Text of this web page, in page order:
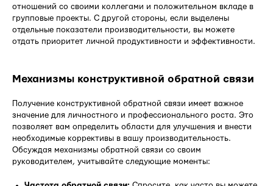
отношений со своими коллегами и положительном вкладе в
групповые проекты. С другой стороны, если выделены
отдельные показатели производительности, вы можете
отдать приоритет личной продуктивности и эффективности.
Механизмы конструктивной обратной связи
Получение конструктивной обратной связи имеет важное
значение для личностного и профессионального роста. Это
позволяет вам определить области для улучшения и внести
необходимые коррективы в вашу производительность.
Обсуждая механизмы обратной связи со своим
руководителем, учитывайте следующие моменты: